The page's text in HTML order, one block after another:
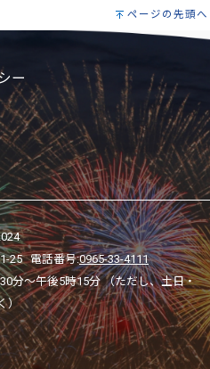
ページの先頭へ
ー
25 電話番号:0965-33-4111
分～午後5時15分 （ただし、土日・
）